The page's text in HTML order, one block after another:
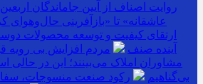
روایت اصناف از آیین جاماندگان
عاشقانه» تا «بازآفرینی حال‌وهوای
ارتقای کیفیت و توسعه محصولات
آینده صنف
مردم افزایش بی رویه
مشاوران املاک می‌بینند؛ این در
بی‌گناهیم
رکود صنعت منسوجات،